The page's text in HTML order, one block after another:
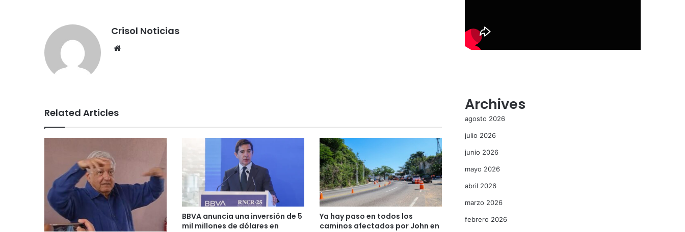
Crisol Noticias
Related Articles
BBVA anuncia una inversión de 5
mil millones de dólares en
Ya hay paso en todos los
caminos afectados por John en
Archives
agosto 2026
julio 2026
junio 2026
mayo 2026
abril 2026
marzo 2026
febrero 2026